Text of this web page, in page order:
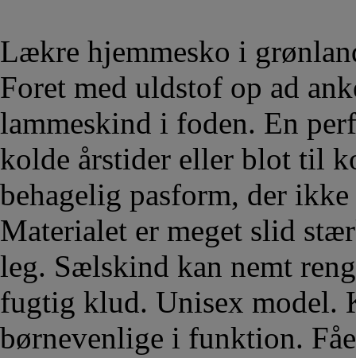
Lækre hjemmesko i
Foret med uldstof op ad
lammeskind i foden. En
kolde årstider eller blot til
behagelig pasform, der
Materialet er meget slid
leg. Sælskind kan nemt
fugtig klud. Unisex model.
børnevenlige i funktion.